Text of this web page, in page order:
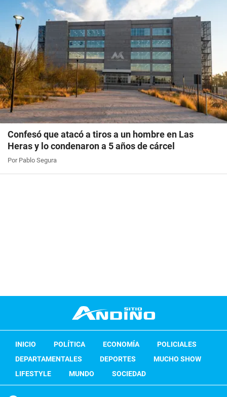
Confesó que atacó a tiros a un hombre en Las
Heras y lo condenaron a 5 años de cárcel
Por Pablo Segura
INICIO POLÍTICA ECONOMÍA
POLICIALES
DEPARTAMENTALES
DEPORTES
MUCHO SHOW
LIFESTYLE
MUNDO SOCIEDAD